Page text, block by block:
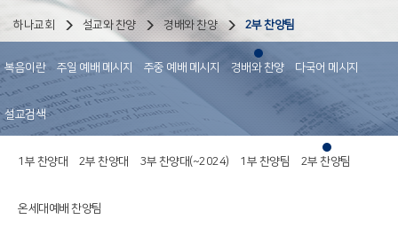
하나교회 설교와 찬양 경배와 찬양 2부 찬양팀
복음이란 주일 예배 메시지 주중 예배 메시지 경배와 찬양 다국어 메시지
설교검색
1부 찬양대 2부 찬양대 3부 찬양대(~2024) 1부 찬양팀 2부 찬양팀
온세대예배 찬양팀